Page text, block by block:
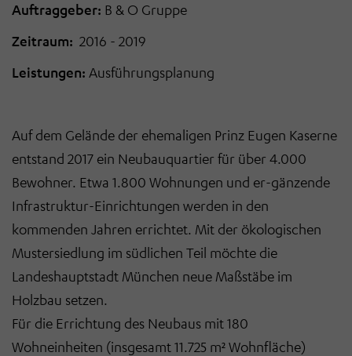
Auftraggeber: B & O Gruppe
Zeitraum: 2016 - 2019
Leistungen: Ausführungsplanung
Aufdem Gelände der ehemaligen Prinz Eugen Kaserne
entstand 2017 ein Neubau­quartier für über 4.000
Bewohner. Etwa 1.800 Wohnungen und er-gänzende
Infrastruktur-Einrichtungen werden in den
kommenden Jahren errichtet. Mit der ökologischen
Mustersiedlung im südlichen Teil möchte die
Landeshauptstadt München neue Maßstäbe im
Holzbau setzen.
Für die Errichtung des Neubaus mit 180
Wohneinheiten (insgesamt 11.725 m² Wohnfläche)